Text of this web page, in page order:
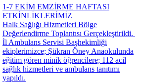
1-7 EKİM EMZİRME HAFTASI
ETKİNLİKLERİMİZ
Halk Sağlığı Hizmetleri Bölge
Değerlendirme Toplantısı Gerçekleştirildi. ​
İl Ambulans Servisi Başhekimliği
ekiplerimizce; Şükran Öney Anaokulunda
eğitim gören minik öğrencilere; 112 acil
sağlık hizmetleri ve ambulans tanıtımı
yapıldı.